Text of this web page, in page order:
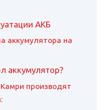
АКБ
аккумулятора на
аккумулятор?
производят